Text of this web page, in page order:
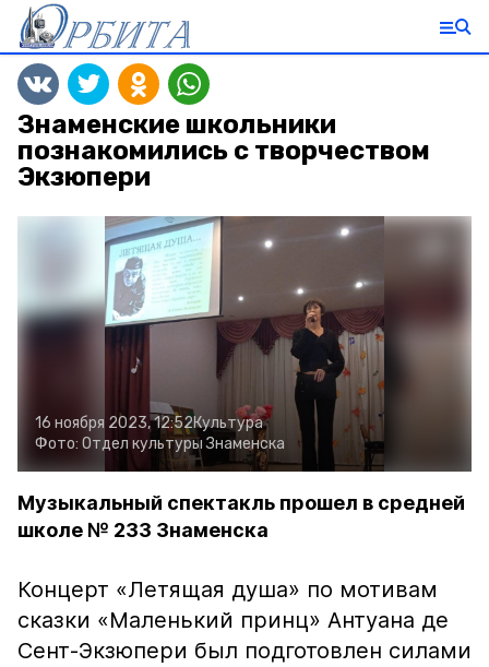
Знаменские школьники
познакомились с творчеством
Экзюпери
16 ноября 2023, 12:52Культура
Фото: Отдел культуры Знаменска
Музыкальный спектакль прошел в средней
школе № 233 Знаменска
Концерт «Летящая душа» по мотивам
сказки «Маленький принц» Антуана де
Сент-Экзюпери был подготовлен силами